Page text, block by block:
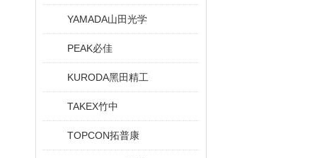
YAMADA山田光学
PEAK必佳
KURODA黑田精工
TAKEX竹中
TOPCON拓普康